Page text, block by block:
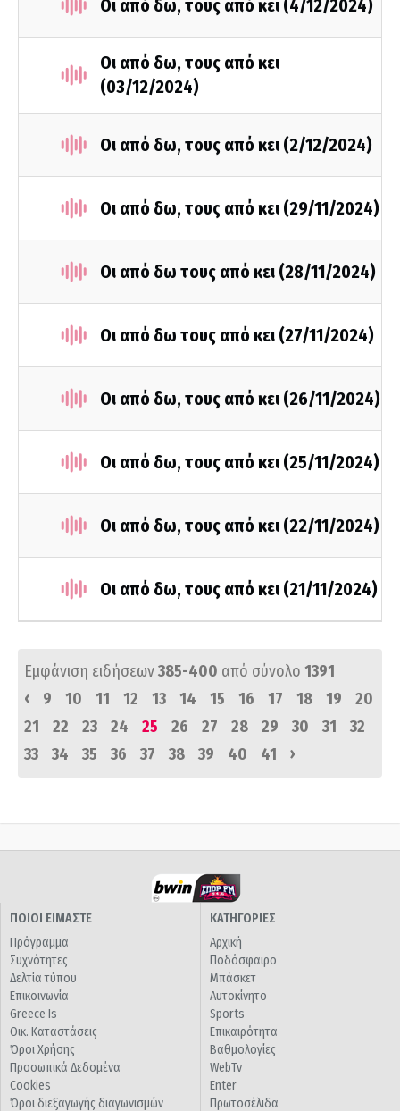
Οι από δω, τους από κει (4/12/2024)
Οι από δω, τους από κει
(03/12/2024)
Οι από δω, τους από κει (2/12/2024)
Οι από δω, τους από κει (29/11/2024)
Οι από δω τους από κει (28/11/2024)
Οι από δω τους από κει (27/11/2024)
Οι από δω, τους από κει (26/11/2024)
Οι από δω, τους από κει (25/11/2024)
Οι από δω, τους από κει (22/11/2024)
Οι από δω, τους από κει (21/11/2024)
Εμφάνιση ειδήσεων385-400 από σύνολο 1391
‹
9 10 11 12 13 14 15 16 17 18 19
20
21
22 23 24 25 26 27 28 29 30 31
32
33
34 35 36 37 38 39 40 41 ›
ΠΟΙΟΙ ΕΙΜΑΣΤΕ
Πρόγραμμα
Συχνότητες
Δελτία τύπου
Επικοινωνία
Greece Is
Οικ. Καταστάσεις
Όροι Χρήσης
Προσωπικά Δεδομένα
Cookies
Όροι διεξαγωγής διαγωνισμών
ΚΑΤΗΓΟΡΙΕΣ
Αρχική
Ποδόσφαιρο
Μπάσκετ
Αυτοκίνητο
Sports
Επικαιρότητα
Βαθμολογίες
WebTv
Enter
Πρωτοσέλιδα